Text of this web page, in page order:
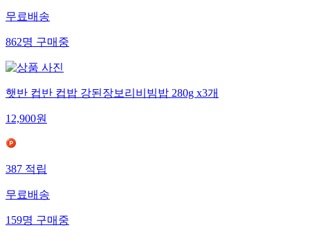
무료배송
862명구매중
햇반 컵반 컵밥 강된장보리비빔밥 280g x3개
12,900원
387적립
무료배송
159명구매중